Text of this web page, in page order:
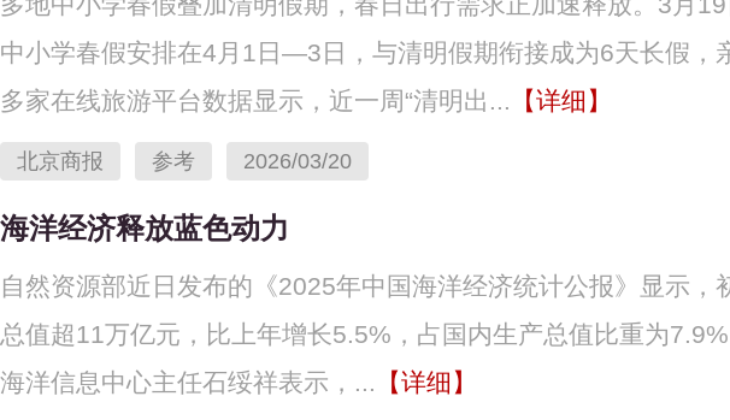
中小学春假安排在4月1日—3日，与清明假期衔接成为6天长假，
多家在线旅游平台数据显示，近一周“清明出... 【详细】
北京商报 参考 2026/03/20
海洋经济释放蓝色动力
自然资源部近日发布的《2025年中国海洋经济统计公报》显示，
总值超11万亿元，比上年增长5.5%，占国内生产总值比重为
海洋信息中心主任石绥祥表示，... 【详细】